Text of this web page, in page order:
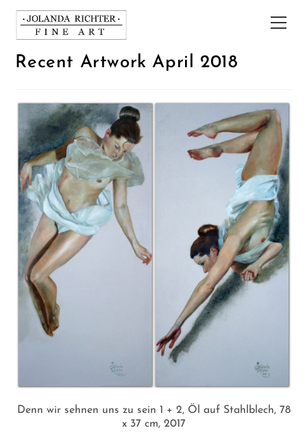
Inhalt
springen
Recent Artwork April 2018
Denn wir sehnen uns zu sein 1 + 2, Öl auf Stahlblech, 78
x 37 cm, 2017